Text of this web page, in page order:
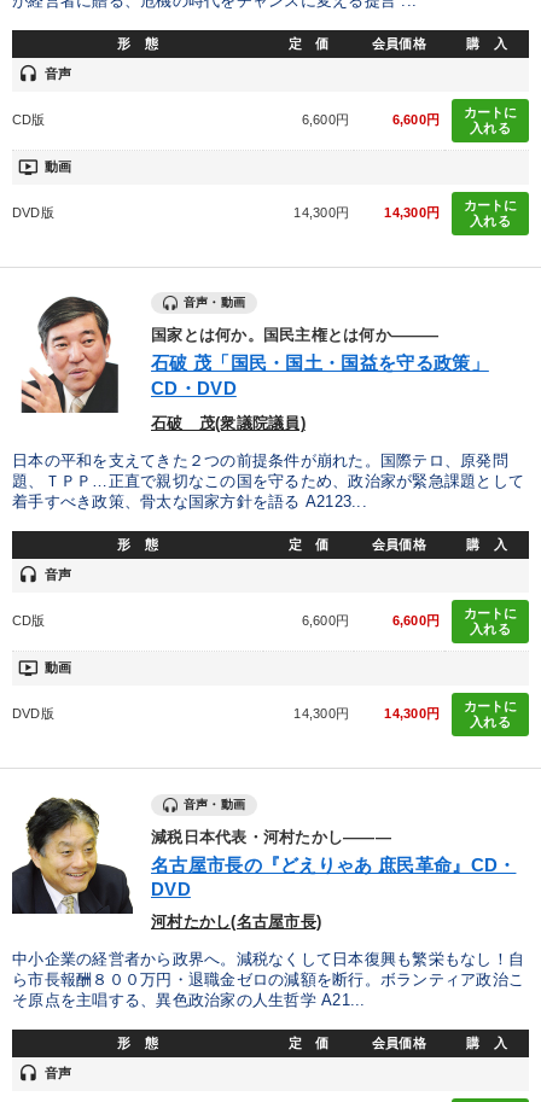
形 態 定 価 会員価格 購 入
headset 音声
CD版 6,600円 6,600円
カートに
入れる
ondemand_video 動画
DVD版 14,300円 14,300円
カートに
入れる
音声・動画
国家とは何か。国民主権とは何か―――
石破 茂「国民・国土・国益を守る政策」
CD・DVD
石破 茂(衆議院議員)
日本の平和を支えてきた２つの前提条件が崩れた。国際テロ、原発問
題、ＴＰＰ…正直で親切なこの国を守るため、政治家が緊急課題として
着手すべき政策、骨太な国家方針を語る A2123...
形 態 定 価 会員価格 購 入
headset 音声
CD版 6,600円 6,600円
カートに
入れる
ondemand_video 動画
DVD版 14,300円 14,300円
カートに
入れる
音声・動画
減税日本代表・河村たかし―――
名古屋市長の『どえりゃあ 庶民革命』CD・
DVD
河村たかし(名古屋市長)
中小企業の経営者から政界へ。減税なくして日本復興も繁栄もなし！自
ら市長報酬８００万円・退職金ゼロの減額を断行。ボランティア政治こ
そ原点を主唱する、異色政治家の人生哲学 A21...
形 態 定 価 会員価格 購 入
headset 音声